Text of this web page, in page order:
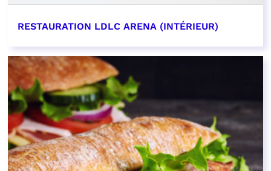
RESTAURATION LDLC ARENA (INTÉRIEUR)
EN SAVOIR PLUS